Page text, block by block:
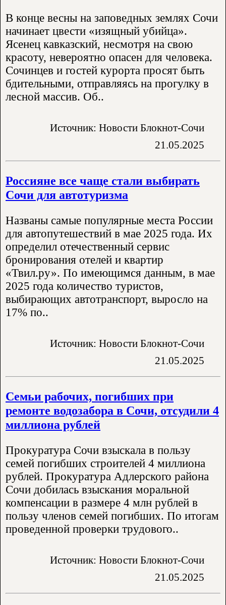
В конце весны на заповедных землях Сочи
начинает цвести «изящный убийца».
Ясенец кавказский, несмотря на свою
красоту, невероятно опасен для человека.
Сочинцев и гостей курорта просят быть
бдительными, отправляясь на прогулку в
лесной массив. Об..
Источник: Новости Блокнот-Сочи
21.05.2025
Россияне все чаще стали выбирать
Сочи для автотуризма
Названы самые популярные места России
для автопутешествий в мае 2025 года. Их
определил отечественный сервис
бронирования отелей и квартир
«Твил.ру». По имеющимся данным, в мае
2025 года количество туристов,
выбирающих автотранспорт, выросло на
17% по..
Источник: Новости Блокнот-Сочи
21.05.2025
Семьи рабочих, погибших при
ремонте водозабора в Сочи, отсудили 4
миллиона рублей
Прокуратура Сочи взыскала в пользу
семей погибших строителей 4 миллиона
рублей. Прокуратура Адлерского района
Сочи добилась взыскания моральной
компенсации в размере 4 млн рублей в
пользу членов семей погибших. По итогам
проведенной проверки трудового..
Источник: Новости Блокнот-Сочи
21.05.2025